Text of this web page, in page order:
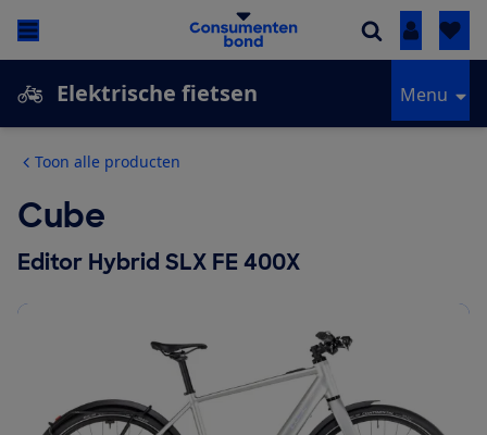
Inloggen
Elektrische fietsen Menu
Toon alle producten
Cube
Editor Hybrid SLX FE 400X